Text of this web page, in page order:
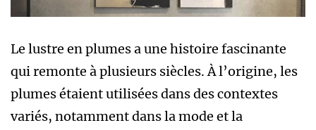
Le lustre en plumes a une histoire fascinante
qui remonte à plusieurs siècles. À l’origine, les
plumes étaient utilisées dans des contextes
variés, notamment dans la mode et la